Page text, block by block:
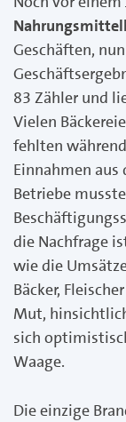
Geschäften,
83 Zähler und
Vielen
fehlten
Einnahmen
Betriebe
die Nachfrage
wie die
Bäcker,
Mut,
sich
Waage.
Die einzige